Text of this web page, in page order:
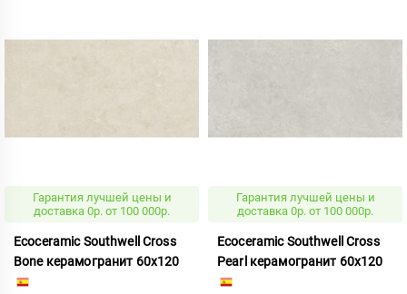
Гарантия лучшей цены и
доставка 0р. от 100 000р.
Ecoceramic Southwell Cross
Bone керамогранит 60x120
Гарантия лучшей цены и
доставка 0р. от 100 000р.
Ecoceramic Southwell Cross
Pearl керамогранит 60x120